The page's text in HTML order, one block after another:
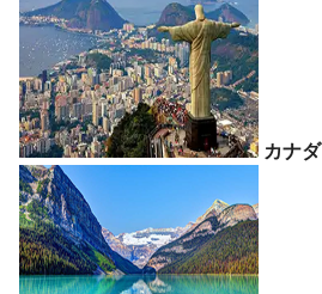
カナダ